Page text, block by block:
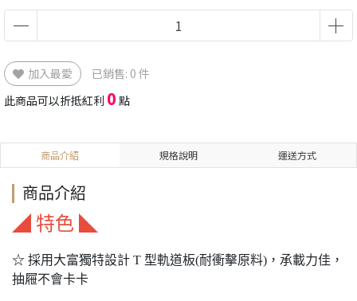
加入最愛
已銷售: 0 件
此商品可以折抵紅利 0 點
商品介紹 規格說明 運送方式
商品介紹
◢ 特色 ◣
☆ 採用大富獨特設計 T 型軌道板(耐衝擊原料)，承載力佳，
抽屜不會卡卡